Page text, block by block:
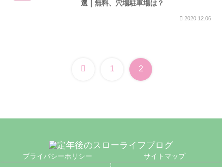
選｜無料、穴場駐車場は？
2020.12.06
前 1 2
プライバシーホリシー サイトマップ